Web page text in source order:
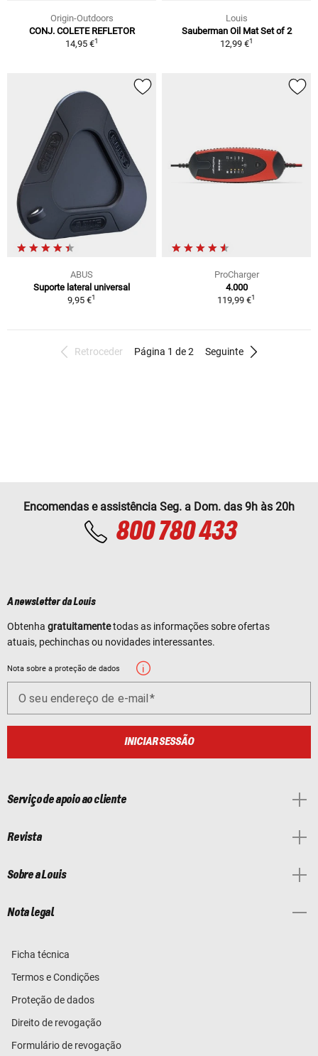
Origin-Outdoors
CONJ. COLETE REFLETOR
14,95 €1
Louis
Sauberman Oil Mat Set of 2
12,99 €1
ABUS
Suporte lateral universal
9,95 €1
ProCharger
4.000
119,99 €1
Retroceder Página 1 de 2 Seguinte
Encomendas e assistência Seg. a Dom. das 9h às 20h
800 780 433
A newsletter da Louis
Obtenha gratuitamentetodas as informações sobre ofertas
atuais, pechinchas ou novidades interessantes.
Nota sobre a proteção de dados
O seu endereço de e-mail
INICIAR SESSÃO
Serviço de apoio ao cliente
Revista
Sobre a Louis
Nota legal
Ficha técnica
Termos e Condições
Proteção de dados
Direito de revogação
Formulário de revogação